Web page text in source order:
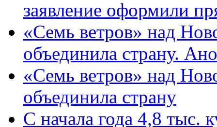
заявление оформили
«Семь ветров» над
объединила страну.
«Семь ветров» над
объединила страну
С начала года 4,8 тыс.